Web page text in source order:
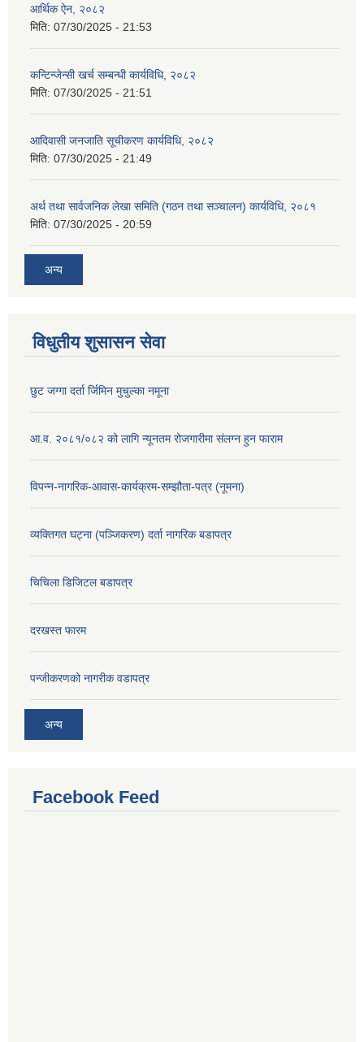
आर्थिक ऐन, २०८२
मिति: 07/30/2025 - 21:53
कन्टिन्जेन्सी खर्च सम्बन्धी कार्यविधि, २०८२
मिति: 07/30/2025 - 21:51
आदिवासी जनजाति सूचीकरण कार्यविधि, २०८२
मिति: 07/30/2025 - 21:49
अर्थ तथा सार्वजनिक लेखा समिति (गठन तथा सञ्चालन) कार्यविधि, २०८१
मिति: 07/30/2025 - 20:59
अन्य
विधुतीय शुसासन सेवा
छुट जग्गा दर्ता र्जिमिन मुचुल्का नमूना
आ.व. २०८१/०८२ को लागि न्यूनतम रोजगारीमा संलग्न हुन फाराम
विपन्न-नागरिक-आवास-कार्यक्रम-सम्झौता-पत्र (नूमना)
व्यक्तिगत घट्ना (पञ्जिकरण) दर्ता नागरिक बडापत्र
चिचिला डिजिटल बडापत्र
दरखस्त फारम
प‍न्जीकरणको नागरीक वडापत्र
अन्य
Facebook Feed